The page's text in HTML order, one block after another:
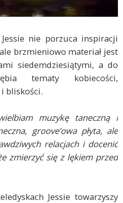
nie porzuca inspiracji
brzmieniowo materiał jest
siedemdziesiątymi, a do
tematy kobiecości,
bliskości.
muzykę taneczną i
groove’owa płyta, ale
relacjach i docenić
zmierzyć się z lękiem przed
Jessie towarzyszy